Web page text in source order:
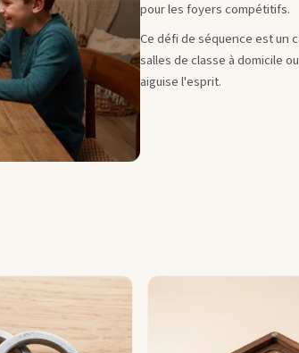
pour les foyers compétitifs.
Ce défi de séquence est un
salles de classe à domicile
aiguise l'esprit.